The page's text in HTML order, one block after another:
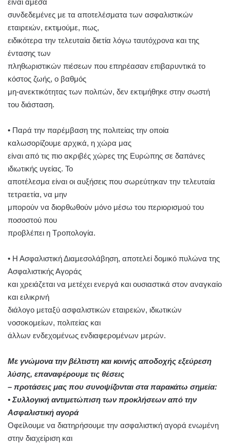
συνδεδεμένες με τα αποτελέσματα των ασφαλιστικών
εταιρειών, εκτιμούμε, πως,
ειδικότερα την τελευταία διετία λόγω ταυτόχρονα και της
έντασης των
πληθωριστικών πιέσεων που επηρέασαν επιβαρυντικά το
κόστος ζωής, ο βαθμός
μη-ανεκτικότητας των πολιτών, δεν εκτιμήθηκε στην σωστή
του διάσταση.
• Παρά την παρέμβαση της πολιτείας την οποία
καλωσορίζουμε αρχικά, η χώρα μας
είναι από τις πιο ακριβές χώρες της Ευρώπης σε δαπάνες
ιδιωτικής υγείας. Το
αποτέλεσμα είναι οι αυξήσεις που σωρεύτηκαν την τελευταία
τετραετία, να μην
μπορούν να διορθωθούν μόνο μέσω του περιορισμού του
ποσοστού που
προβλέπει η Τροπολογία.
• Η Ασφαλιστική Διαμεσολάβηση, αποτελεί δομικό πυλώνα της
Ασφαλιστικής Αγοράς
και χρειάζεται να μετέχει ενεργά και ουσιαστικά στον αναγκαίο
και ειλικρινή
διάλογο μεταξύ ασφαλιστικών εταιρειών, ιδιωτικών
νοσοκομείων, πολιτείας και
άλλων ενδεχομένως ενδιαφερομένων μερών.
Με γνώμονα την βέλτιστη και κοινής αποδοχής εξεύρεση
λύσης, επαναφέρουμε τις θέσεις
– προτάσεις μας που συνοψίζονται στα παρακάτω σημεία:
• Συλλογική αντιμετώπιση των προκλήσεων από την
Ασφαλιστική αγορά
Οφείλουμε να διατηρήσουμε την ασφαλιστική αγορά ενωμένη
στην διαχείριση και